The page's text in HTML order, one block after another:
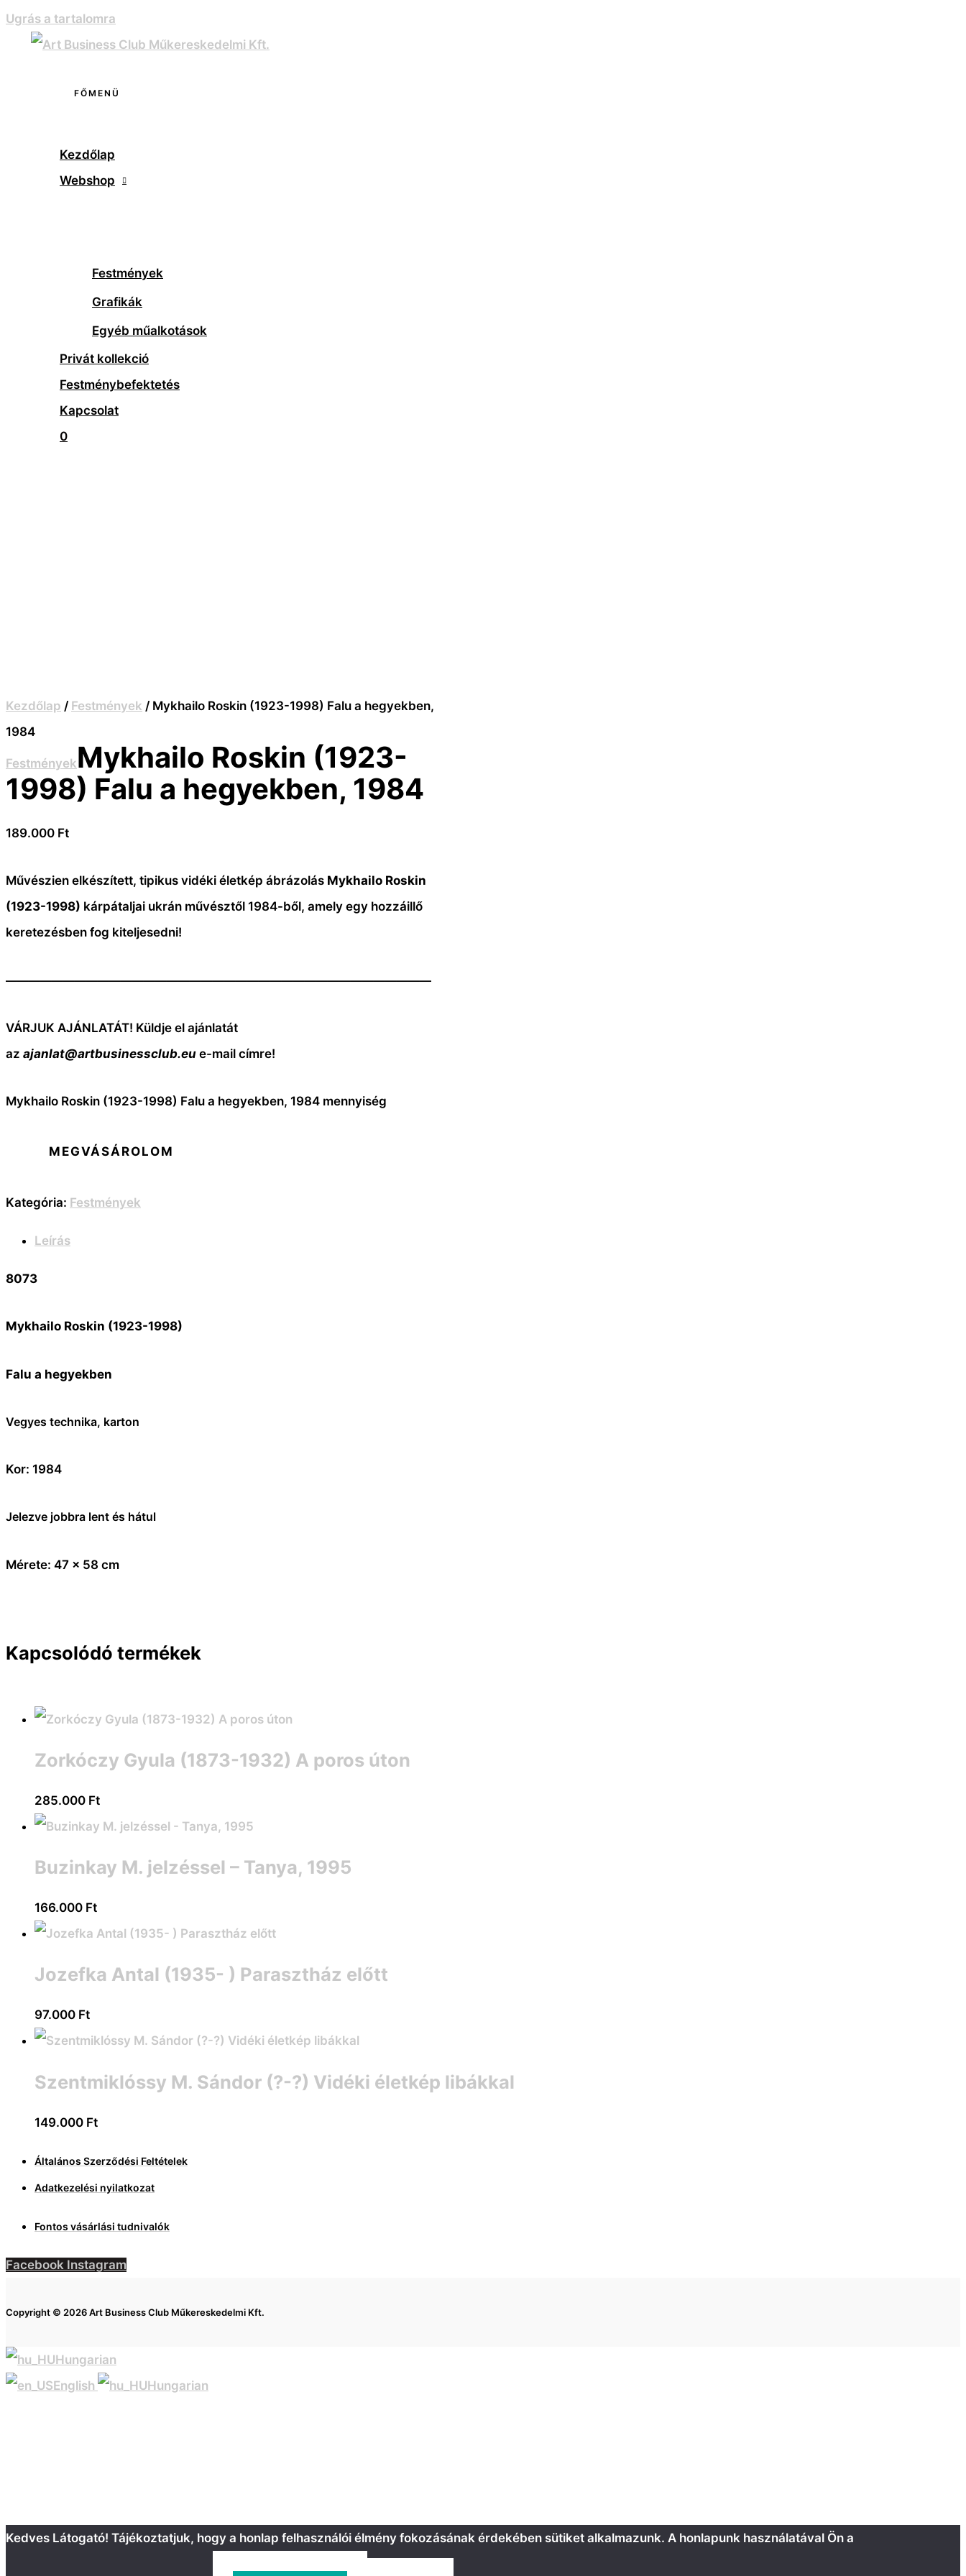
Ugrás a tartalomra
FŐMENÜ
Kezdőlap
Webshop
Festmények
Grafikák
Egyéb műalkotások
Privát kollekció
Festménybefektetés
Kapcsolat
0
Kezdőlap / Festmények / Mykhailo Roskin (1923-1998) Falu a hegyekben,
1984
FestményekMykhailo Roskin (1923-
1998) Falu a hegyekben, 1984
189.000 Ft
Művészien elkészített, tipikus vidéki életkép ábrázolás Mykhailo Roskin
(1923-1998) kárpátaljai ukrán művésztől 1984-ből, amely egy hozzáillő
keretezésben fog kiteljesedni!
—————————————————————————————————————
VÁRJUK AJÁNLATÁT! Küldje el ajánlatát
az ajanlat@artbusinessclub.eu e-mail címre!
Mykhailo Roskin (1923-1998) Falu a hegyekben, 1984 mennyiség
MEGVÁSÁROLOM
Kategória: Festmények
Leírás
8073
Mykhailo Roskin (1923-1998)
Falu a hegyekben
Vegyes technika, karton
Kor: 1984
Jelezve jobbra lent és hátul
Mérete: 47 x 58 cm
Kapcsolódó termékek
Zorkóczy Gyula (1873-1932) A poros úton
285.000 Ft
Buzinkay M. jelzéssel – Tanya, 1995
166.000 Ft
Jozefka Antal (1935- ) Parasztház előtt
97.000 Ft
Szentmiklóssy M. Sándor (?-?) Vidéki életkép libákkal
149.000 Ft
Általános Szerződési Feltételek
Adatkezelési nyilatkozat
Fontos vásárlási tudnivalók
Facebook Instagram
Copyright © 2026 Art Business Club Műkereskedelmi Kft.
Hungarian
English
Hungarian
Kedves Látogató! Tájékoztatjuk, hogy a honlap felhasználói élmény fokozásának érdekében sütiket alkalmazunk. A honlapunk használatával Ön a